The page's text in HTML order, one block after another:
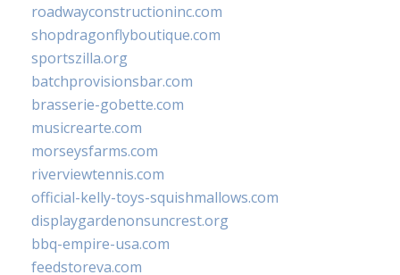
roadwayconstructioninc.com
shopdragonflyboutique.com
sportszilla.org
batchprovisionsbar.com
brasserie-gobette.com
musicrearte.com
morseysfarms.com
riverviewtennis.com
official-kelly-toys-squishmallows.com
displaygardenonsuncrest.org
bbq-empire-usa.com
feedstoreva.com